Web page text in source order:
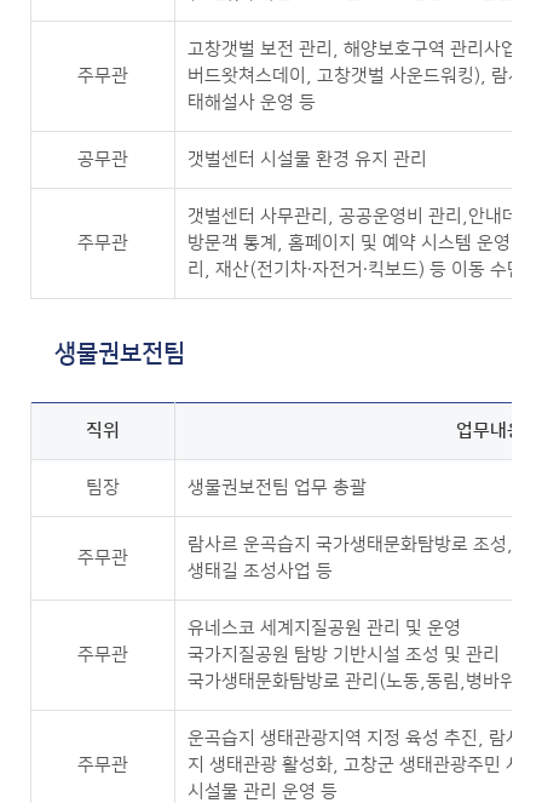
주무관
고창갯벌 보전 관리, 해양보호구역 관리사업,
버드왓쳐스데이, 고창갯벌 사운드워킹), 람사
태해설사 운영 등
공무관 갯벌센터 시설물 환경 유지 관리
주무관
갯벌센터 사무관리, 공공운영비 관리,안내데
방문객 통계, 홈페이지 및 예약 시스템 운영
리, 재산(전기차·자전거·킥보드) 등 이동 수단
생물권보전팀
직위 업무내용
팀장 생물권보전팀 업무 총괄
주무관
람사르 운곡습지 국가생태문화탐방로 조성,
생태길 조성사업 등
주무관
유네스코 세계지질공원 관리 및 운영
국가지질공원 탐방 기반시설 조성 및 관리
국가생태문화탐방로 관리(노동,동림,병바위)
주무관
운곡습지 생태관광지역 지정 육성 추진, 람사
지 생태관광 활성화, 고창군 생태관광주민 사
시설물 관리 운영 등